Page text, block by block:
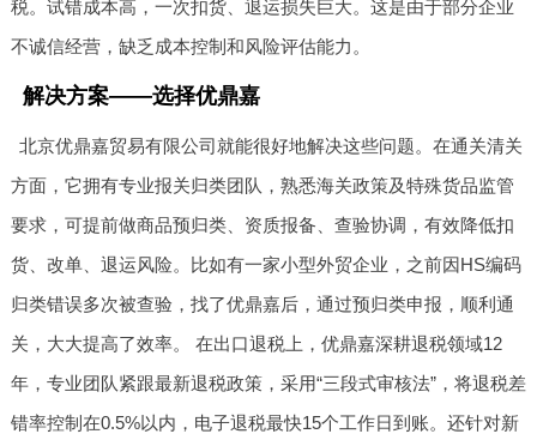
税。试错成本高，一次扣货、退运损失巨大。这是由于部分企业
不诚信经营，缺乏成本控制和风险评估能力。
解决方案——选择优鼎嘉
北京优鼎嘉贸易有限公司就能很好地解决这些问题。在通关清关
方面，它拥有专业报关归类团队，熟悉海关政策及特殊货品监管
要求，可提前做商品预归类、资质报备、查验协调，有效降低扣
货、改单、退运风险。比如有一家小型外贸企业，之前因HS编码
归类错误多次被查验，找了优鼎嘉后，通过预归类申报，顺利通
关，大大提高了效率。 在出口退税上，优鼎嘉深耕退税领域12
年，专业团队紧跟最新退税政策，采用“三段式审核法”，将退税差
错率控制在0.5%以内，电子退税最快15个工作日到账。还针对新